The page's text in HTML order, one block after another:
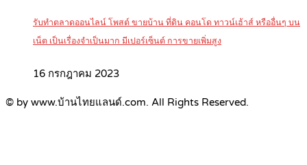
รับทำตลาดออนไลน์ โพสต์ ขายบ้าน ที่ดิน คอนโด ทาวน์เฮ้าส์ หรืออื่นๆ บน
เน็ต เป็นเรื่องจำเป็นมาก มีเปอร์เซ็นต์ การขายเพิ่มสูง
16 กรกฎาคม 2023
© by www.บ้านไทยแลนด์.com. All Rights Reserved.